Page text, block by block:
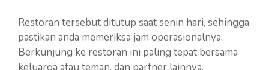
Restoran tersebut ditutup saat senin hari, sehingga
pastikan anda memeriksa jam operasionalnya.
Berkunjung ke restoran ini paling tepat bersama